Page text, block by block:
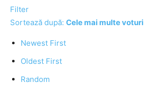
Filter
Sortează după: Cele mai multe voturi
Newest First
Oldest First
Random